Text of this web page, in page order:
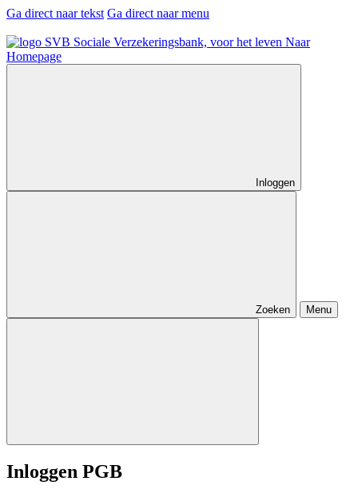
Ga direct naar tekst Ga direct naar menu
Naar
Homepage
Inloggen
Zoeken Menu
Inloggen PGB